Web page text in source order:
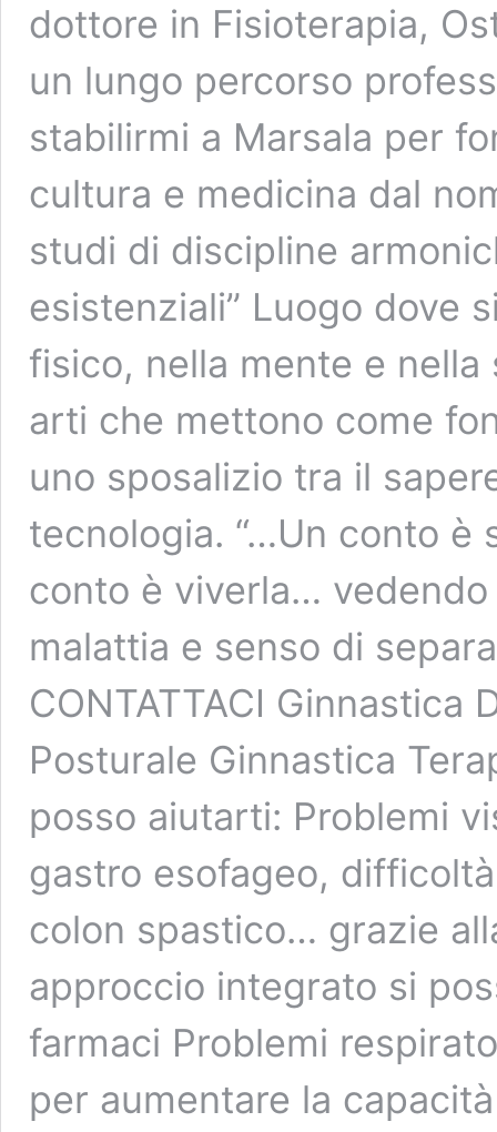
dottore in Fisioterapia,
un lungo percorso
stabilirmi a Marsala per
cultura e medicina dal
studi di discipline
esistenziali” Luogo dove
fisico, nella mente e
arti che mettono come
uno sposalizio tra il
tecnologia. “…Un conto è
conto è viverla…
malattia e senso di
CONTATTACI Ginnastica
Posturale Ginnastica
posso aiutarti: Problemi
gastro esofageo,
colon spastico… grazie
approccio integrato si
farmaci Problemi
per aumentare la